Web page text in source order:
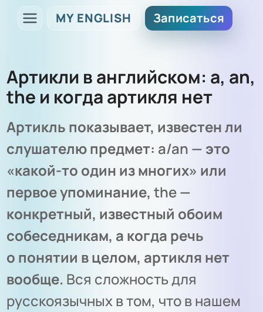
MY ENGLISH Записаться
Артикли в английском: a, an,
the и когда артикля нет
Артикль показывает, известен ли
слушателю предмет: a/an — это
«какой-то один из многих» или
первое упоминание, the—
конкретный, известный обоим
собеседникам, а когда речь
о понятии в целом, артикля нет
вообще. Вся сложность для
русскоязычных в том, что в нашем